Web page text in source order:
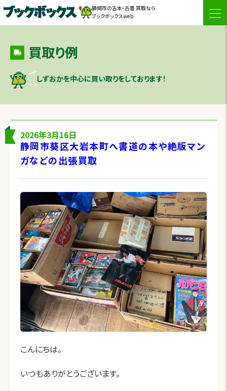
静岡市の古本・古書 買取なら
ブックボックスweb
買取り例
しずおかを中心に買い取りをしております！
2026年3月16日
静岡市葵区大岩本町へ書道の本や絶版マン
ガなどの出張買取
こんにちは。
いつもありがとうございます。